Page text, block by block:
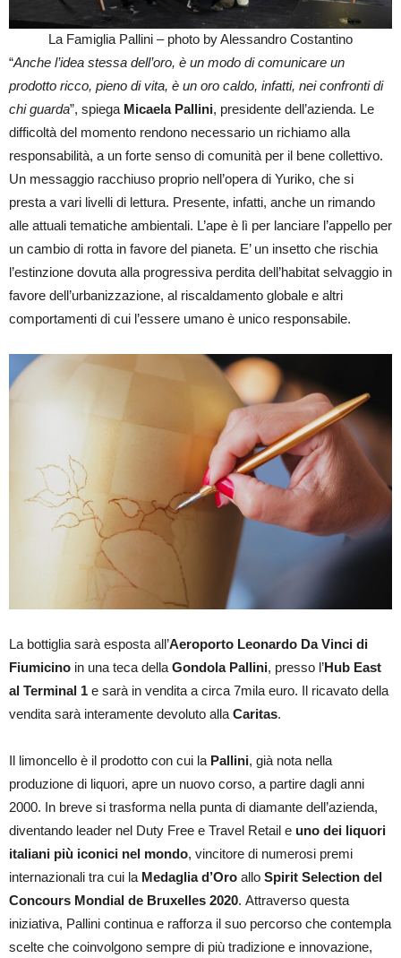
La Famiglia Pallini – photo by Alessandro Costantino
“Anche l’idea stessa dell’oro, è un modo di comunicare un
prodotto ricco, pieno di vita, è un oro caldo, infatti, nei confronti di
chi guarda”, spiega Micaela Pallini, presidente dell’azienda. Le
difficoltà del momento rendono necessario un richiamo alla
responsabilità, a un forte senso di comunità per il bene collettivo.
Un messaggio racchiuso proprio nell’opera di Yuriko, che si
presta a vari livelli di lettura. Presente, infatti, anche un rimando
alle attuali tematiche ambientali. L’ape è lì per lanciare l’appello per
un cambio di rotta in favore del pianeta. E’ un insetto che rischia
l’estinzione dovuta alla progressiva perdita dell’habitat selvaggio in
favore dell’urbanizzazione, al riscaldamento globale e altri
comportamenti di cui l’essere umano è unico responsabile.
La bottiglia sarà esposta all’Aeroporto Leonardo Da Vinci di
Fiumicino in una teca della Gondola Pallini, presso l’Hub East
al Terminal 1 e sarà in vendita a circa 7mila euro. Il ricavato della
vendita sarà interamente devoluto alla Caritas.
Il limoncello è il prodotto con cui la Pallini, già nota nella
produzione di liquori, apre un nuovo corso, a partire dagli anni
2000. In breve si trasforma nella punta di diamante dell’azienda,
diventando leader nel Duty Free e Travel Retail e uno dei liquori
italiani più iconici nel mondo, vincitore di numerosi premi
internazionali tra cui la Medaglia d’Oro allo Spirit Selection del
Concours Mondial de Bruxelles 2020. Attraverso questa
iniziativa, Pallini continua e rafforza il suo percorso che contempla
scelte che coinvolgono sempre di più tradizione e innovazione,